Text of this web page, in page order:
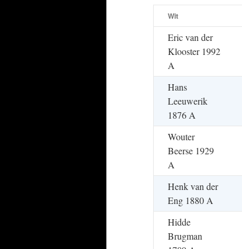
Wit
Eric van der
Klooster 1992
A
Hans
Leeuwerik
1876 A
Wouter
Beerse 1929
A
Henk van der
Eng 1880 A
Hidde
Brugman